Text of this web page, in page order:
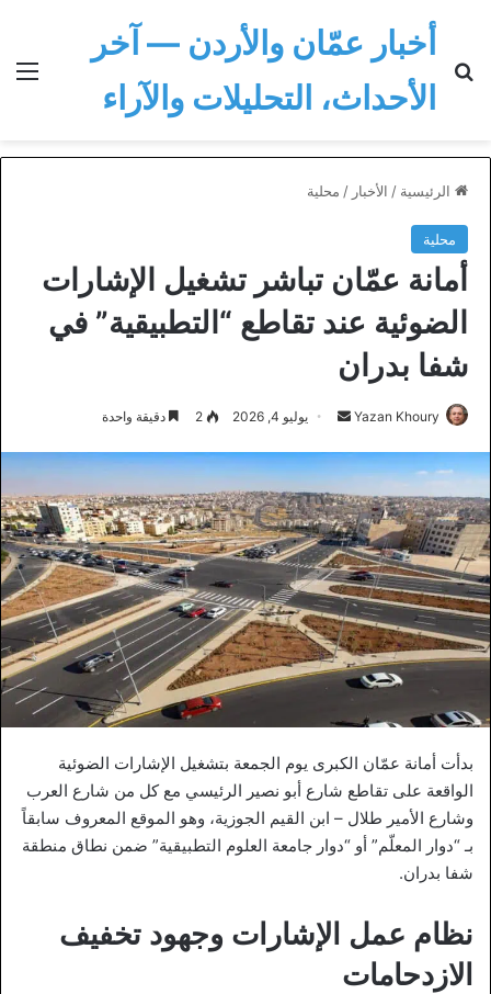
أخبار عمّان والأردن — آخر
الأحداث، التحليلات والآراء
الرئيسية / الأخبار / محلية
محلية
أمانة عمّان تباشر تشغيل الإشارات
الضوئية عند تقاطع “التطبيقية” في
شفا بدران
Yazan Khoury
أرسل
إلكترونيا
يوليو 4, 2026 2 دقيقة واحدة
بدأت أمانة عمّان الكبرى يوم الجمعة بتشغيل الإشارات الضوئية
الواقعة على تقاطع شارع أبو نصير الرئيسي مع كل من شارع العرب
وشارع الأمير طلال – ابن القيم الجوزية، وهو الموقع المعروف سابقاً
بـ “دوار المعلّم” أو “دوار جامعة العلوم التطبيقية” ضمن نطاق منطقة
شفا بدران.
نظام عمل الإشارات وجهود تخفيف
الازدحامات